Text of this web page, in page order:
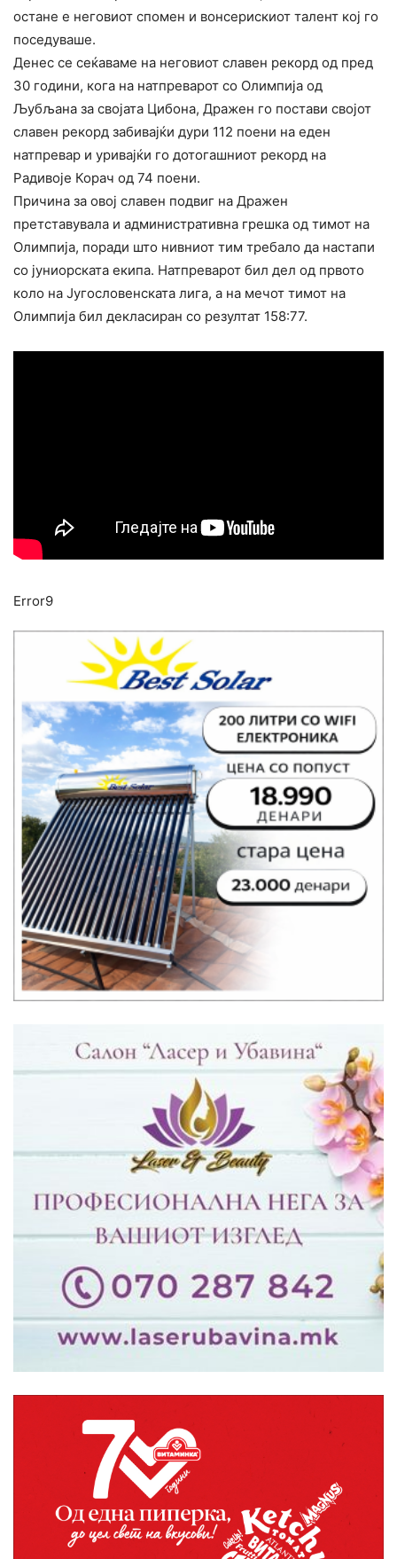
остане е неговиот спомен и вонсерискиот талент кој го
поседуваше.
Денес се сеќаваме на неговиот славен рекорд од пред
30 години, кога на натпреварот со Олимпија од
Љубљана за својата Цибона, Дражен го постави својот
славен рекорд забивајќи дури 112 поени на еден
натпревар и уривајќи го дотогашниот рекорд на
Радивоје Корач од 74 поени.
Причина за овој славен подвиг на Дражен
претставувала и административна грешка од тимот на
Олимпија, поради што нивниот тим требало да настапи
со јуниорската екипа. Натпреварот бил дел од првото
коло на Југословенската лига, а на мечот тимот на
Олимпија бил декласиран со резултат 158:77.
Error9